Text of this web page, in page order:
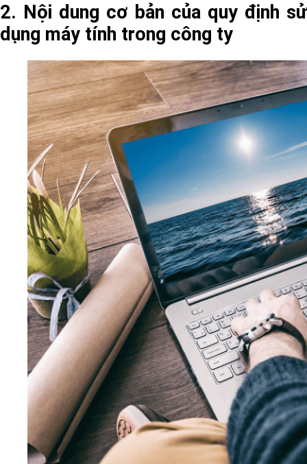
2. Nội dung cơ bản của quy định sử
dụng máy tính trong công ty